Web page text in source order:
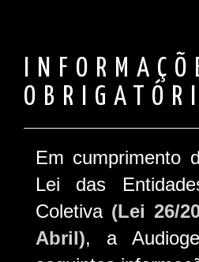
Em cumprimento
Lei das
Coletiva (Lei 26/
Abril), a